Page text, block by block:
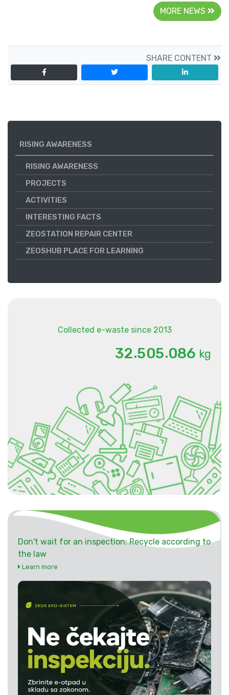
MORE NEWS
SHARE CONTENT
RISING AWARENESS
RISING AWARENESS
PROJECTS
ACTIVITIES
INTERESTING FACTS
ZEOSTATION REPAIR CENTER
ZEOSHUB PLACE FOR LEARNING
Collected e-waste since 2013
32.505.086 kg
Don't wait for an inspection: Recycle according to
the law
Learn more